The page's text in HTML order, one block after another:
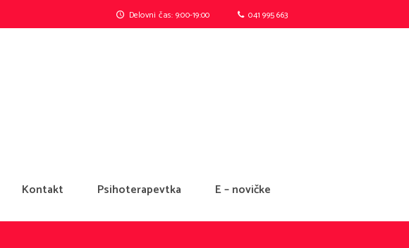
041 995 663
Delovni čas: 9:00-19:00
Kontakt Psihoterapevtka E – novičke